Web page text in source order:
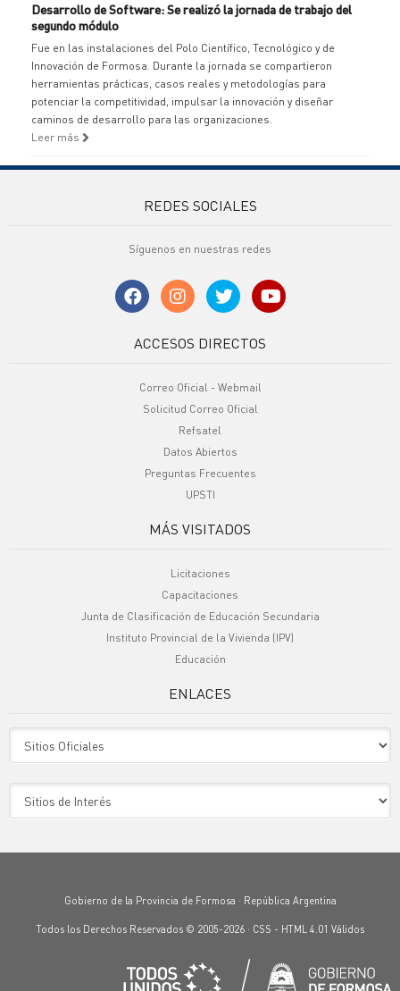
Desarrollo de Software: Se realizó la jornada de trabajo del
segundo módulo
Fue en las instalaciones del Polo Científico, Tecnológico y de
Innovación de Formosa. Durante la jornada se compartieron
herramientas prácticas, casos reales y metodologías para
potenciar la competitividad, impulsar la innovación y diseñar
caminos de desarrollo para las organizaciones.
Leer más
REDES SOCIALES
Síguenos en nuestras redes
ACCESOS DIRECTOS
Correo Oficial - Webmail
Solicitud Correo Oficial
Refsatel
Datos Abiertos
Preguntas Frecuentes
UPSTI
MÁS VISITADOS
Licitaciones
Capacitaciones
Junta de Clasificación de Educación Secundaria
Instituto Provincial de la Vivienda (IPV)
Educación
ENLACES
Gobierno de la Provincia de Formosa · República Argentina
Todos los Derechos Reservados © 2005-2026 · CSS - HTML 4.01 Válidos